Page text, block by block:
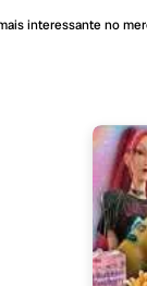
interessante no